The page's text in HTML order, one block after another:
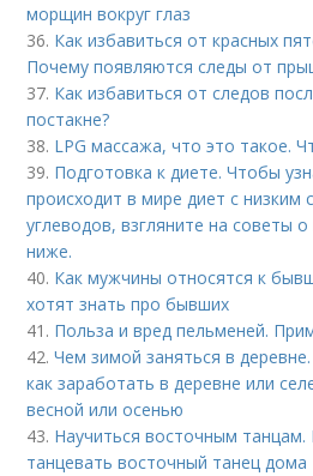
морщин вокруг глаз
36. Как избавиться от красных
Почему появляются следы от
37. Как избавиться от следов
постакне?
38. LPG массажа, что это такое.
39. Подготовка к диете. Чтобы
происходит в мире диет с низким
углеводов, взгляните на советы
ниже.
40. Как мужчины относятся к
хотят знать про бывших
41. Польза и вред пельменей.
42.Чем зимой заняться в
как заработать в деревне или
весной или осенью
43. Научиться восточным танцам.
танцевать восточный танец дома